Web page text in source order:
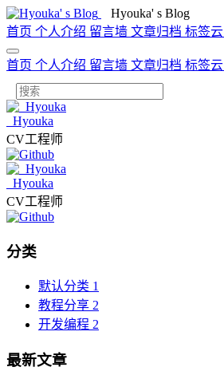
Hyouka' s Blog
首页 个人介绍 留言墙 文章归档 标签云
首页 个人介绍 留言墙 文章归档 标签云
_Hyouka
CV工程师
_Hyouka
CV工程师
分类
默认分类 1
教程分享 2
开发编程 2
最新文章